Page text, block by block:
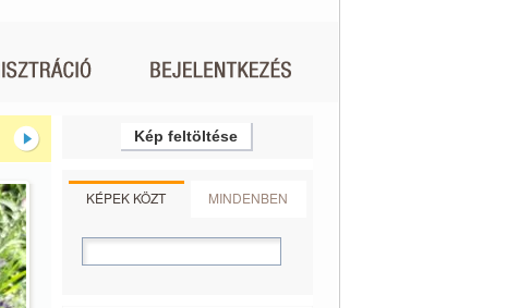
Kép feltöltése
KÉPEK KÖZT MINDENBEN